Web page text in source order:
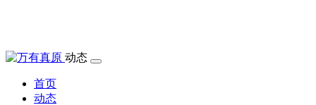
动态
首页
动态